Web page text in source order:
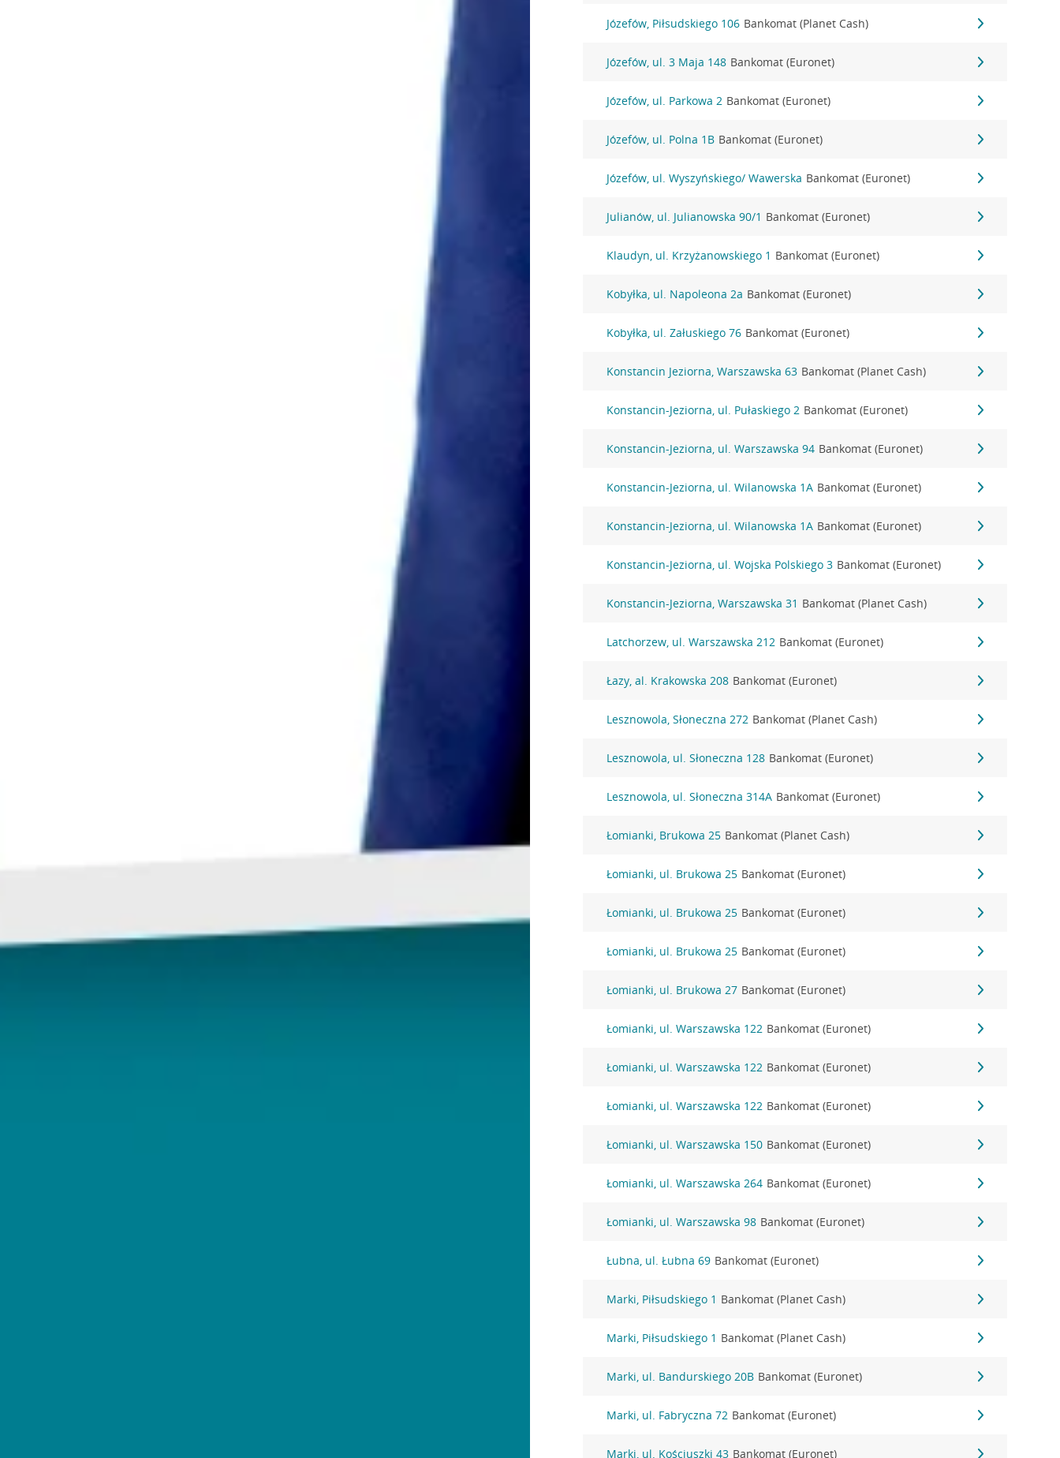
Józefów, Piłsudskiego 106 Bankomat (Planet Cash)
Józefów, ul. 3 Maja 148 Bankomat (Euronet)
Józefów, ul. Parkowa 2 Bankomat (Euronet)
Józefów, ul. Polna 1B Bankomat (Euronet)
Józefów, ul. Wyszyńskiego/ Wawerska Bankomat (Euronet)
Julianów, ul. Julianowska 90/1 Bankomat (Euronet)
Klaudyn, ul. Krzyżanowskiego 1 Bankomat (Euronet)
Kobyłka, ul. Napoleona 2a Bankomat (Euronet)
Kobyłka, ul. Załuskiego 76 Bankomat (Euronet)
Konstancin Jeziorna, Warszawska 63 Bankomat (Planet Cash)
Konstancin-Jeziorna, ul. Pułaskiego 2 Bankomat (Euronet)
Konstancin-Jeziorna, ul. Warszawska 94 Bankomat (Euronet)
Konstancin-Jeziorna, ul. Wilanowska 1A Bankomat (Euronet)
Konstancin-Jeziorna, ul. Wilanowska 1A Bankomat (Euronet)
Konstancin-Jeziorna, ul. Wojska Polskiego 3 Bankomat (Euronet)
Konstancin-Jeziorna, Warszawska 31 Bankomat (Planet Cash)
Latchorzew, ul. Warszawska 212 Bankomat (Euronet)
Łazy, al. Krakowska 208 Bankomat (Euronet)
Lesznowola, Słoneczna 272 Bankomat (Planet Cash)
Lesznowola, ul. Słoneczna 128 Bankomat (Euronet)
Lesznowola, ul. Słoneczna 314A Bankomat (Euronet)
Łomianki, Brukowa 25 Bankomat (Planet Cash)
Łomianki, ul. Brukowa 25 Bankomat (Euronet)
Łomianki, ul. Brukowa 25 Bankomat (Euronet)
Łomianki, ul. Brukowa 25 Bankomat (Euronet)
Łomianki, ul. Brukowa 27 Bankomat (Euronet)
Łomianki, ul. Warszawska 122 Bankomat (Euronet)
Łomianki, ul. Warszawska 122 Bankomat (Euronet)
Łomianki, ul. Warszawska 122 Bankomat (Euronet)
Łomianki, ul. Warszawska 150 Bankomat (Euronet)
Łomianki, ul. Warszawska 264 Bankomat (Euronet)
Łomianki, ul. Warszawska 98 Bankomat (Euronet)
Łubna, ul. Łubna 69 Bankomat (Euronet)
Marki, Piłsudskiego 1 Bankomat (Planet Cash)
Marki, Piłsudskiego 1 Bankomat (Planet Cash)
Marki, ul. Bandurskiego 20B Bankomat (Euronet)
Marki, ul. Fabryczna 72 Bankomat (Euronet)
Marki, ul. Kościuszki 43 Bankomat (Euronet)